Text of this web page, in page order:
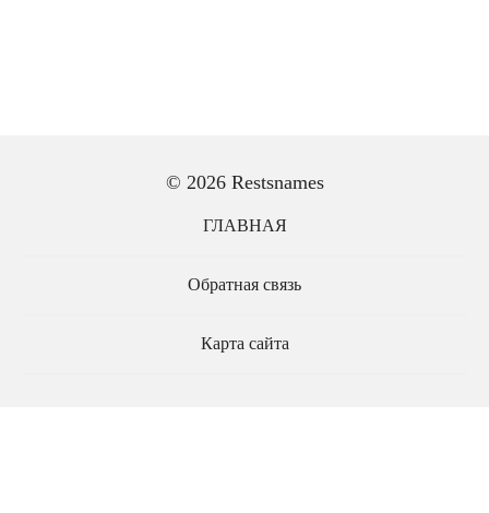
© 2026 Restsnames
ГЛАВНАЯ
Обратная связь
Карта сайта